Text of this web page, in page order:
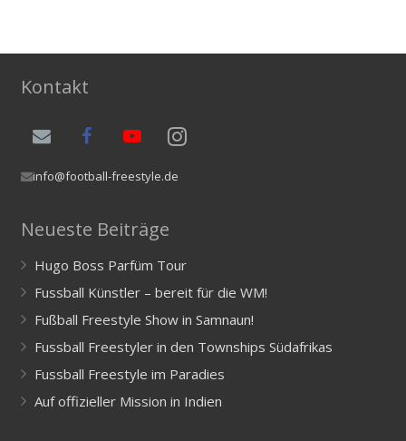
Kontakt
info@football-freestyle.de
Neueste Beiträge
Hugo Boss Parfüm Tour
Fussball Künstler – bereit für die WM!
Fußball Freestyle Show in Samnaun!
Fussball Freestyler in den Townships Südafrikas
Fussball Freestyle im Paradies
Auf offizieller Mission in Indien